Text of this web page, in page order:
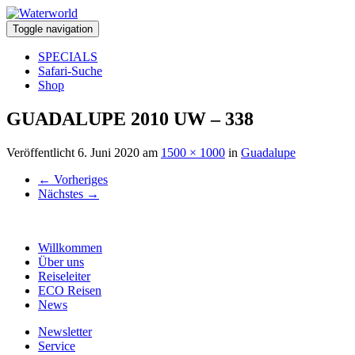
Toggle navigation
SPECIALS
Safari-Suche
Shop
GUADALUPE 2010 UW – 338
Veröffentlicht 6. Juni 2020 am 1500 × 1000 in Guadalupe
← Vorheriges
Nächstes →
Willkommen
Über uns
Reiseleiter
ECO Reisen
News
Newsletter
Service